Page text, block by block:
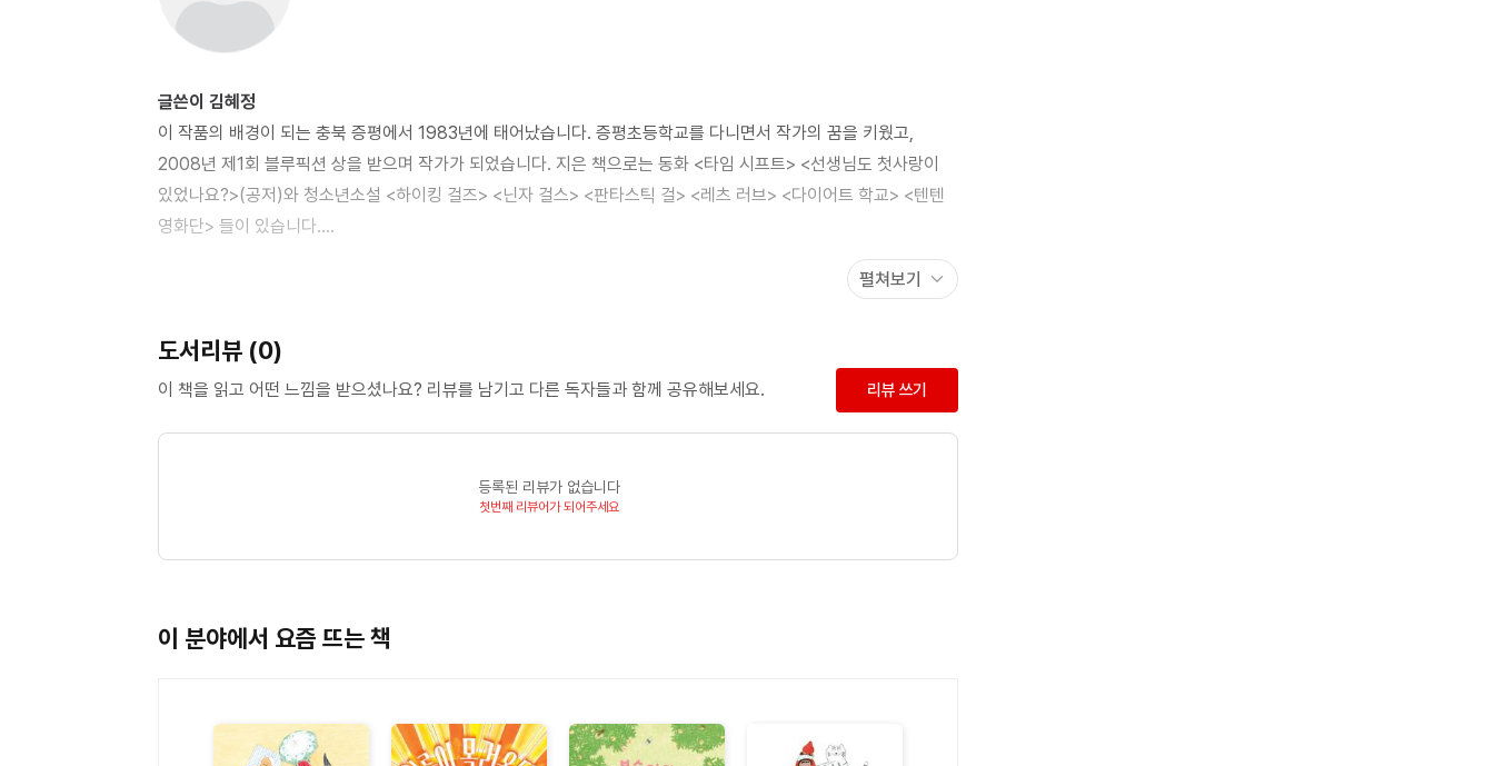
글쓴이 김혜정
이 작품의 배경이 되는 충북 증평에서 1983년에 태어났습니다. 증평초등학교를 다니면서 작가의 꿈을 키웠고,
2008년 제1회 블루픽션 상을 받으며 작가가 되었습니다. 지은 책으로는 동화 <타임 시프트> <선생님도 첫사랑이
있었나요?>(공저)와 청소년소설 <하이킹 걸즈> <닌자 걸스> <판타스틱 걸> <레츠 러브> <다이어트 학교> <텐텐
영화단> 들이 있습니다.
우리들의 에그타르트>는 선생님이 그림을 그린 첫 동화책입니다. 지금은 의상 디자이너로 일하며 어린이들을 위한
그림을 그리고 있습니다.
펼쳐보기
도서리뷰 (0)
이 책을 읽고 어떤 느낌을 받으셨나요? 리뷰를 남기고 다른 독자들과 함께 공유해보세요. 리뷰 쓰기
등록된 리뷰가 없습니다
첫번째 리뷰어가 되어주세요
이 분야에서 요즘 뜨는 책